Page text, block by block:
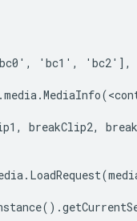
'bc1', 'bc2' ] ,
.media.MediaInfo(<
breakClip2,
. LoadRequest(
().